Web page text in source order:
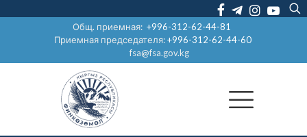
Общ. приемная:+996-312-62-44-81
Приемная председателя:+996-312-62-44-60
fsa@fsa.gov.kg